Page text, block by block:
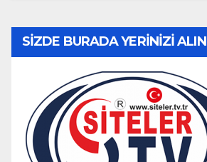
SİZDE BURADA YERİNİZİ ALIN